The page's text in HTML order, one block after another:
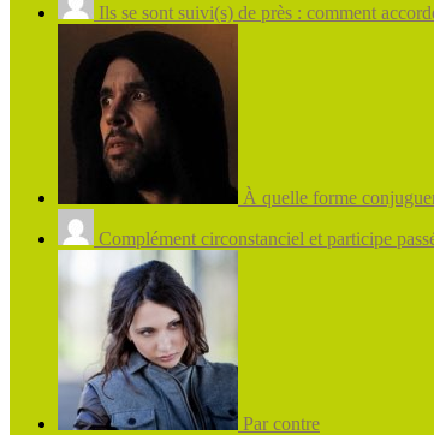
Ils se sont suivi(s) de près : comment
À quelle forme
Complément circonstanciel et participe
Par contre